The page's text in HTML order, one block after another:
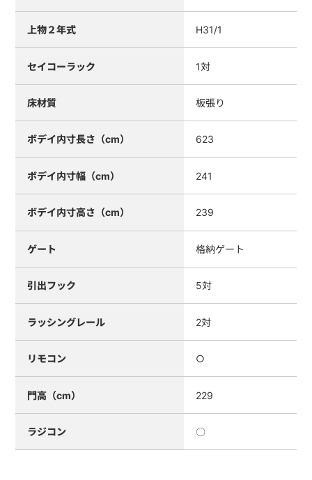
上物２年式 H31/1
セイコーラック 1対
床材質 板張り
ボデイ内寸長さ（cm） 623
ボデイ内寸幅（cm） 241
ボデイ内寸高さ（cm） 239
ゲート 格納ゲート
引出フック 5対
ラッシングレール 2対
リモコン ○
門高（cm） 229
ラジコン 〇